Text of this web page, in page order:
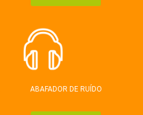
ABAFADOR DE RUÍDO